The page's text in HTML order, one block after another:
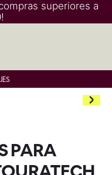
superiores a
PARA